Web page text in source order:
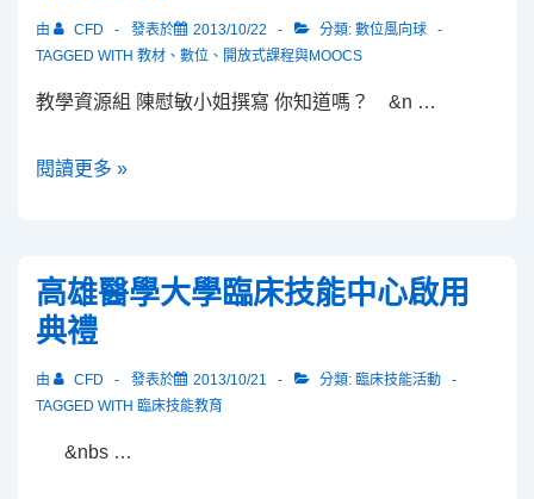
改
線
申
由 CFD 發表於 2013/10/22 分類: 數位風向球
TAGGED WITH 教材 、 數位 、 開放式課程與MOOCS
教學資源組 陳慰敏小姐撰寫 你知道嗎？ &n …
數
之
推
動-
開
閱讀更多 »
高雄醫學大學臨床技能中心啟用
典禮
由 CFD 發表於 2013/10/21 分類: 臨床技能活動
TAGGED WITH 臨床技能教育
&nbs …